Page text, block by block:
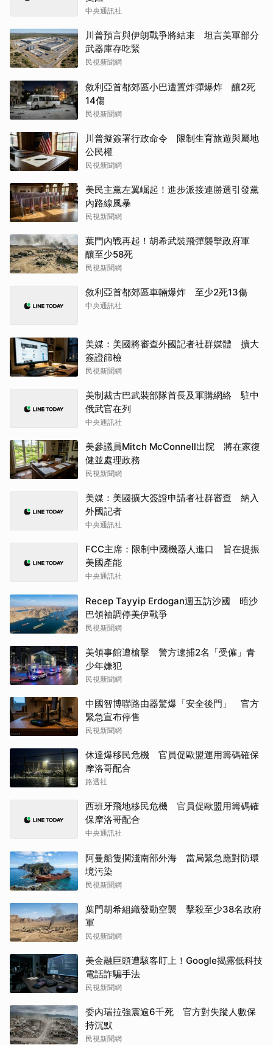
中央通訊社
川普預言與伊朗戰爭將結束 坦言美軍部分
武器庫存吃緊
民視新聞網
敘利亞首都郊區小巴遭置炸彈爆炸 釀2死
14傷
民視新聞網
川普擬簽署行政命令 限制生育旅遊與屬地
公民權
民視新聞網
美民主黨左翼崛起！進步派接連勝選引發黨
內路線風暴
民視新聞網
葉門內戰再起！胡希武裝飛彈襲擊政府軍
釀至少58死
民視新聞網
敘利亞首都郊區車輛爆炸 至少2死13傷
中央通訊社
美媒：美國將審查外國記者社群媒體 擴大
簽證篩檢
民視新聞網
美制裁古巴武裝部隊首長及軍購網絡 駐中
俄武官在列
中央通訊社
美參議員Mitch McConnell出院 將在家復
健並處理政務
民視新聞網
美媒：美國擴大簽證申請者社群審查 納入
外國記者
中央通訊社
FCC主席：限制中國機器人進口 旨在提振
美國產能
中央通訊社
Recep Tayyip Erdogan週五訪沙國 晤沙
巴領袖調停美伊戰爭
民視新聞網
美領事館遭槍擊 警方逮捕2名「受僱」青
少年嫌犯
民視新聞網
中國智博聯路由器驚爆「安全後門」 官方
緊急宣布停售
民視新聞網
休達爆移民危機 官員促歐盟運用籌碼確保
摩洛哥配合
路透社
西班牙飛地移民危機 官員促歐盟用籌碼確
保摩洛哥配合
中央通訊社
阿曼船隻擱淺南部外海 當局緊急應對防環
境污染
民視新聞網
葉門胡希組織發動空襲 擊殺至少38名政府
軍
民視新聞網
美金融巨頭遭駭客盯上！Google揭露低科技
電話詐騙手法
民視新聞網
委內瑞拉強震逾6千死 官方對失蹤人數保
持沉默
民視新聞網